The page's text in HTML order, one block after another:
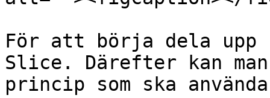
För att börja dela upp
Slice. Därefter kan
princip som ska